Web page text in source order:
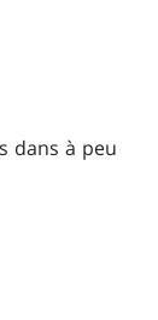
dans à peu